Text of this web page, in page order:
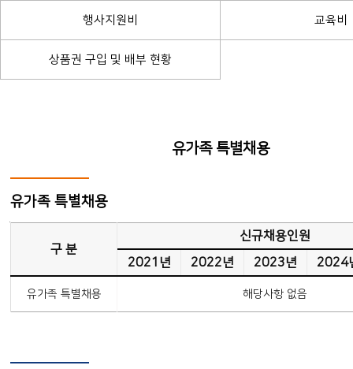
행사지원비 교육비
상품권 구입 및 배부 현황
유가족 특별채용
유가족 특별채용
구 분
신규채용인원
2021년
2022년 2023년 2024
유가족 특별채용 해당사항 없음